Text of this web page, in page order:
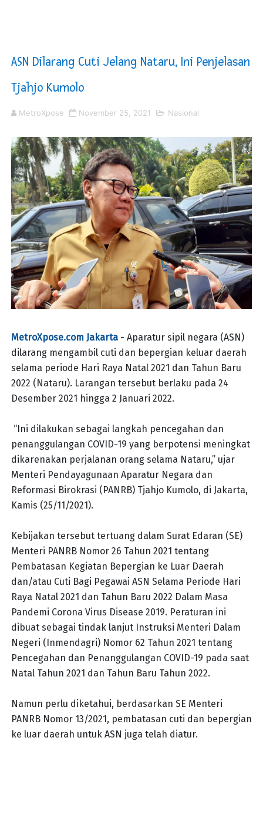
Saadiah Uluputty Buka Pekan Olahraga HUT ke-81 RI
4 Dokter Asal Nias Barat Lulus PPDS di FK USU,
OKU Timur Jalin Komunikasi ke semua Stackholder
ASN Dilarang Cuti Jelang Nataru, Ini Penjelasan
Tjahjo Kumolo
MetroXpose November 25, 2021 Nasional
MetroXpose.com Jakarta- Aparatur sipil negara (ASN)
dilarang mengambil cuti dan bepergian keluar daerah
selama periode Hari Raya Natal 2021 dan Tahun Baru
2022 (Nataru). Larangan tersebut berlaku pada 24
Desember 2021 hingga 2 Januari 2022.
“Ini dilakukan sebagai langkah pencegahan dan
penanggulangan COVID-19 yang berpotensi meningkat
dikarenakan perjalanan orang selama Nataru,” ujar
Menteri Pendayagunaan Aparatur Negara dan
Reformasi Birokrasi (PANRB) Tjahjo Kumolo, di Jakarta,
Kamis (25/11/2021).
Kebijakan tersebut tertuang dalam Surat Edaran (SE)
Menteri PANRB Nomor 26 Tahun 2021 tentang
Pembatasan Kegiatan Bepergian ke Luar Daerah
dan/atau Cuti Bagi Pegawai ASN Selama Periode Hari
Raya Natal 2021 dan Tahun Baru 2022 Dalam Masa
Pandemi Corona Virus Disease 2019. Peraturan ini
dibuat sebagai tindak lanjut Instruksi Menteri Dalam
Negeri (Inmendagri) Nomor 62 Tahun 2021 tentang
Pencegahan dan Penanggulangan COVID-19 pada saat
Natal Tahun 2021 dan Tahun Baru Tahun 2022.
Namun perlu diketahui, berdasarkan SE Menteri
PANRB Nomor 13/2021, pembatasan cuti dan bepergian
ke luar daerah untuk ASN juga telah diatur.